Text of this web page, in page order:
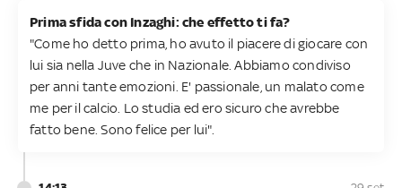
Prima sfida con Inzaghi: che effetto ti fa?
"Come ho detto prima, ho avuto il piacere di giocare con
lui sia nella Juve che in Nazionale. Abbiamo condiviso
per anni tante emozioni. E' passionale, un malato come
me per il calcio. Lo studia ed ero sicuro che avrebbe
fatto bene. Sono felice per lui".